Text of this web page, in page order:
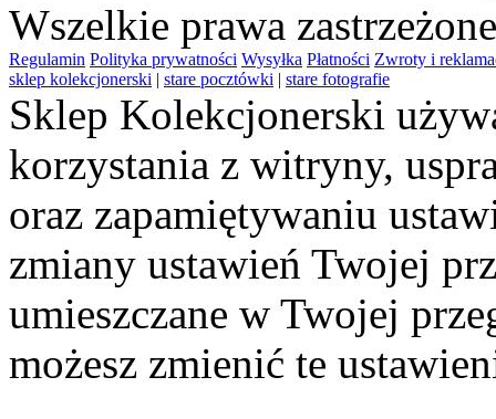
Wszelkie prawa
Regulamin Polityka prywatności Wysyłka Płatności Zwroty i
sklep kolekcjonerski | stare pocztówki | stare fotografie
Sklep Kolekcjonerski
korzystania z witryny,
oraz zapamiętywaniu
zmiany ustawień Twojej
umieszczane w Twojej
możesz zmienić te